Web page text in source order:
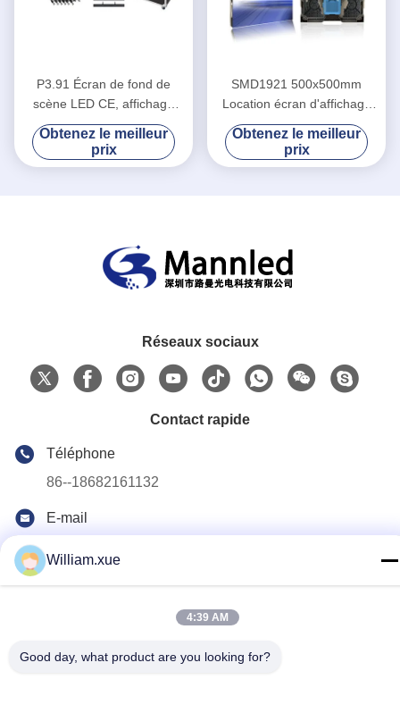
P3.91 Écran de fond de
scène LED CE, affichage
LED de location extérieure
Obtenez le meilleur
prix
SMD1921 500x500mm
Location écran d'affichage
LED P3.91 Scène en arrière-
plan
Obtenez le meilleur
prix
Réseaux sociaux
Contact rapide
Téléphone
86--18682161132
E-mail
Hongfa Jiatli, communauté Tangtou, rue Shiyan, quartier
William.xue
4:39 AM
Good day, what product are you looking for?